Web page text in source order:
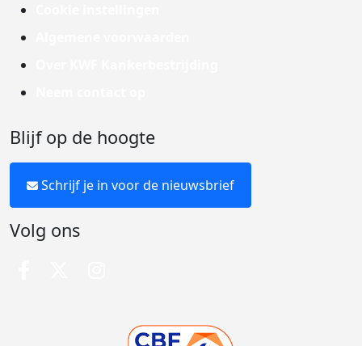
Blijf op de hoogte
Schrijf je in voor de nieuwsbrief
Volg ons